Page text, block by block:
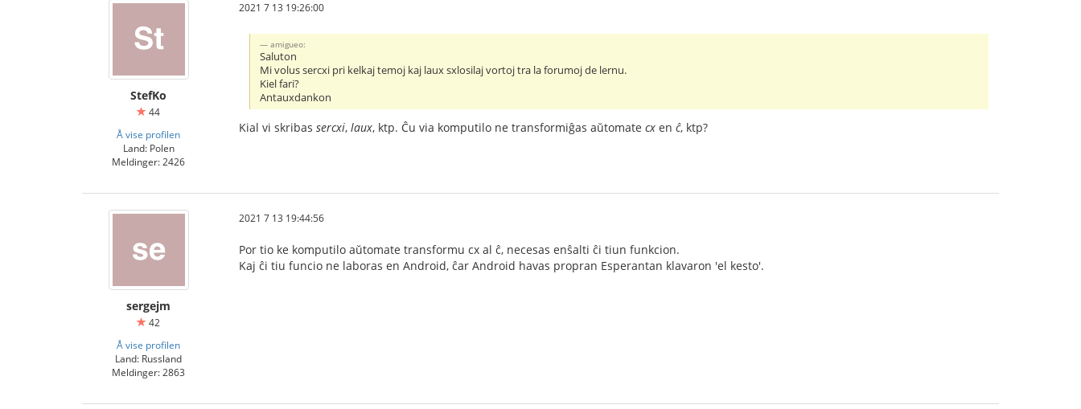
StefKo
44
Å vise profilen
Land: Polen
Meldinger: 2426
2021 7 13 19:26:00
amigueo:
Saluton
Mi volus sercxi pri kelkaj temoj kaj laux sxlosilaj vortoj tra la forumoj de lernu.
Kiel fari?
Antauxdankon
Kial vi skribas sercxi, laux, ktp. Ĉu via komputilo ne transformiĝas aŭtomate cx en ĉ, ktp?
sergejm
42
Å vise profilen
Land: Russland
Meldinger: 2863
2021 7 13 19:44:56
Por tio ke komputilo aŭtomate transformu cx al ĉ, necesas enŝalti ĉi tiun funkcion.
Kaj ĉi tiu funcio ne laboras en Android, ĉar Android havas propran Esperantan klavaron 'el kesto'.